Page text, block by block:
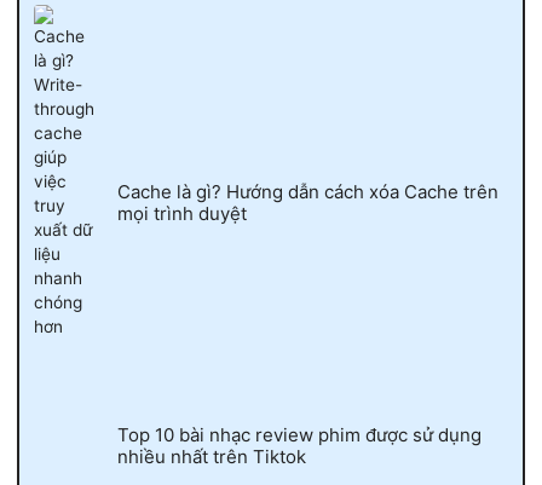
Cache là gì? Hướng dẫn cách xóa Cache trên
mọi trình duyệt
Top 10 bài nhạc review phim được sử dụng
nhiều nhất trên Tiktok